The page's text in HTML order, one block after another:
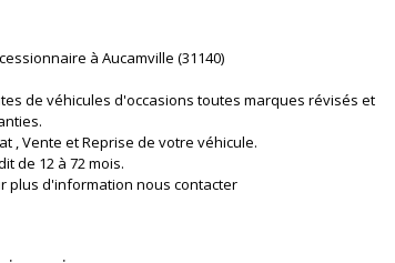
à Aucamville (31140)
de véhicules d'occasions toutes marques révisés et
, Vente et Reprise de votre véhicule.
de 12 à 72 mois.
plus d'information nous contacter